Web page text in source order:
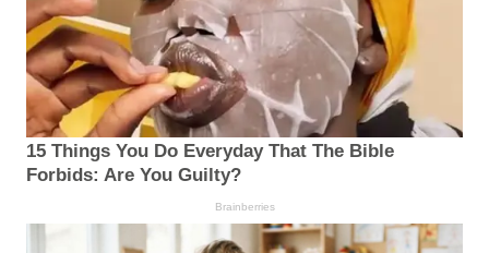
15 Things You Do Everyday That The Bible
Forbids: Are You Guilty?
Brainberries